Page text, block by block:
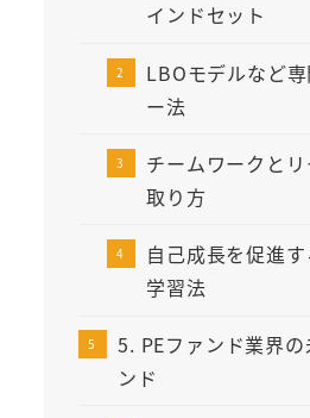
インドセット
LBOモデルなど
ー法
チームワークと
取り方
自己成長を促進
学習法
5. PEファンド業界
ンド